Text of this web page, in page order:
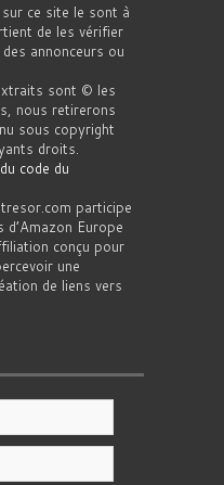
ce site le sont à
de les vérifier
annonceurs ou
sont © les
nous retirerons
sous copyright
droits.
code du
participe
Europe
conçu pour
une
de liens vers